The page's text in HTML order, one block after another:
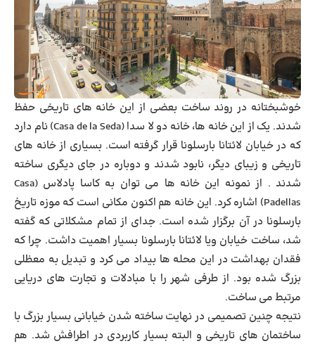
خوشبختانه در روند ساخت بعضی از این خانه های تاریخی حفظ
شدند. یک از این خانه ها، خانه دو لا سدا (Casa de la Seda) نام دارد
که در خیابان لائتانا بارسلونا قرار گرفته است. بسیاری از خانه های
تاریخی و زیبای دیگر، نابود شدند و دوباره در جای دیگری ساخته
شدند . از نمونه این خانه ها می توان بهکاسا پادلاس (Casa
Padellas) اشاره کرد. این خانه هم اکنون مکانی است که موزه تاریخ
بارسلونا در آن برگزار شده است. جدای از تمام مشکلاتی که گفته
شد، ساخت خیابان ویا لائتانا بارسلونا بسیار اهمیت داشت. چرا که
فقدان بهداشت در این محله ها بیداد می کرد و تبدیل به معظلی
بزرگ شده بود. از طرفی شهر را با مبادلات و تجارت های دریایی
مرتبط می ساخت.
نتیجه چنین تصمیمی در نهایت ساخته شدن خیابانی بسیار بزرگ با
ساختمان های تاریخی و البته بسیار کاربردی در اطرافش شد. هم